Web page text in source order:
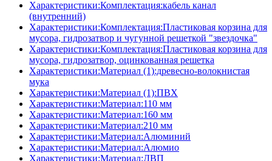
Характеристики:Комплектация:кабель канал
(внутренний)
Характеристики:Комплектация:Пластиковая корзина для
мусора, гидрозатвор и чугунной решеткой "звездочка"
Характеристики:Комплектация:Пластиковая корзина для
мусора, гидрозатвор, оцинкованная решетка
Характеристики:Материал (1):древесно-волокнистая
мука
Характеристики:Материал (1):ПВХ
Характеристики:Материал:110 мм
Характеристики:Материал:160 мм
Характеристики:Материал:210 мм
Характеристики:Материал:Алюминий
Характеристики:Материал:Алюмио
Характеристики:Материал:ДВП